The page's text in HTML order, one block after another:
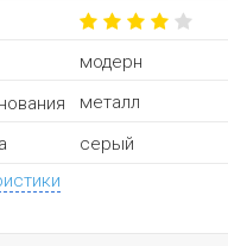
модерн
металл
серый